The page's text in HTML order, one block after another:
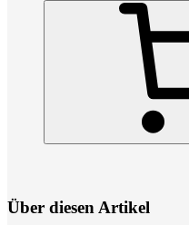
Über diesen Artikel